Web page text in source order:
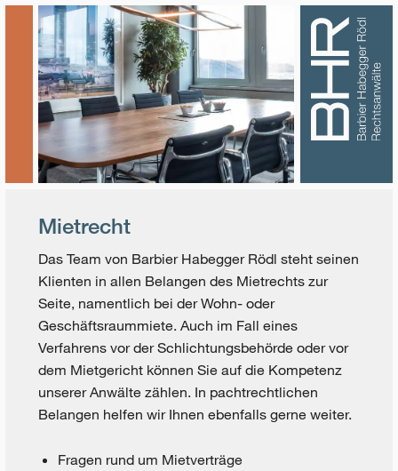
Mietrecht
Das Team von Barbier Habegger Rödl steht seinen
Klienten in allen Belangen des Mietrechts zur
Seite, namentlich bei der Wohn- oder
Geschäftsraummiete. Auch im Fall eines
Verfahrens vor der Schlichtungsbehörde oder vor
dem Mietgericht können Sie auf die Kompetenz
unserer Anwälte zählen. In pachtrechtlichen
Belangen helfen wir Ihnen ebenfalls gerne weiter.
Fragen rund um Mietverträge